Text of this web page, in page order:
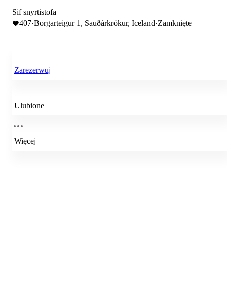
Sif snyrtistofa
407·Borgarteigur 1, Sauðárkrókur, Iceland·Zamknięte
Zarezerwuj
Ulubione
Więcej